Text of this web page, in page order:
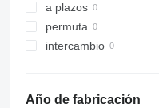
a plazos
permuta
intercambio
Año de fabricación